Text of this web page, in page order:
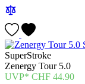
SuperStroke
Zenergy Tour 5.0
CHF 44.90